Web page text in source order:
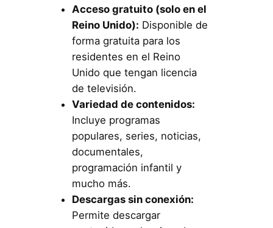
Acceso gratuito (solo en el
Reino Unido): Disponible de
forma gratuita para los
residentes en el Reino
Unido que tengan licencia
de televisión.
Variedad de contenidos:
Incluye programas
populares, series, noticias,
documentales,
programación infantil y
mucho más.
Descargas sin conexión:
Permite descargar